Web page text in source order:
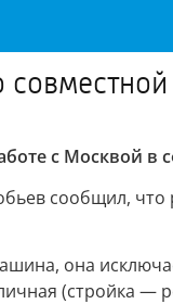
с Москвой
сообщил,
она
(стройка